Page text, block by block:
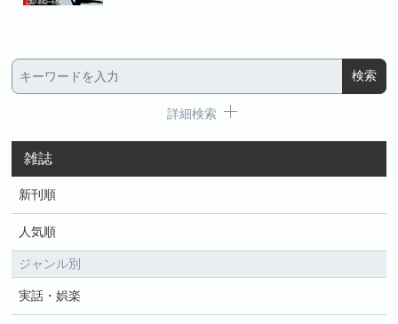
詳細検索
雑誌
新刊順
人気順
ジャンル別
実話・娯楽